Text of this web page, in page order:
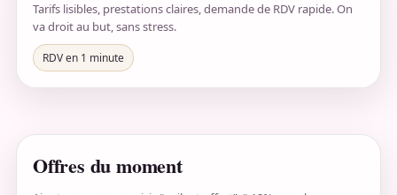
Tarifs lisibles, prestations claires, demande de RDV rapide. On
va droit au but, sans stress.
RDV en 1 minute
Offres du moment